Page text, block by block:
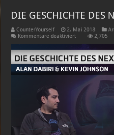
DIE GESCHICHTE DES
CounterYourself 2. Mai 2018
Kommentare deaktiviertfür
GESCHICHTE
DES
NEXUS
2,705